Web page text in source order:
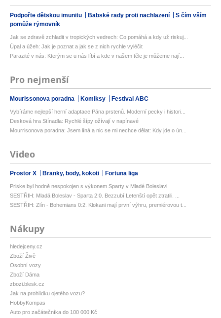
Podpořte dětskou imunitu Babské rady proti nachlazení
S čím vším
pomůže rýmovník
Jak se zdravě zchladit v tropických vedrech: Co pomáhá a kdy už riskuj...
Úpal a úžeh: Jak je poznat a jak se z nich rychle vyléčit
Parazité v nás: Kterým se u nás líbí a kde v našem těle je můžeme nají...
Pro nejmenší
Mourissonova poradna Komiksy Festival ABC
Vybíráme nejlepší herní adaptace Pána prstenů. Moderní pecky i histori...
Desková hra Stínadla: Rychlé šípy ožívají v napínavé
Mourrisonova poradna: Jsem líná a nic se mi nechce dělat: Kdy jde o ún...
Video
Prostor X Branky, body, kokoti Fortuna liga
Priske byl hodně nespokojen s výkonem Sparty v Mladé Boleslavi
SESTŘIH: Mladá Boleslav - Sparta 2:0. Bezzubí Letenští opět ztratili. ...
SESTŘIH: Zlín - Bohemians 0:2. Klokani mají první výhru, premiérovou t...
Nákupy
hledejceny.cz
Zboží Živě
Osobní vozy
Zboží Dáma
zbozi.blesk.cz
Jak na prohlídku ojetého vozu?
HobbyKompas
Auto pro začátečníka do 100 000 Kč